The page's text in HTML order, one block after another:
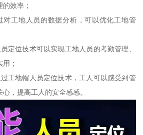
效率；
对工地人员的数据分析，可以优化工地管
定位技术可以实现工地人员的考勤管理、
；
工地帽人员定位技术，工人可以感受到管
，提高工人的安全感感。